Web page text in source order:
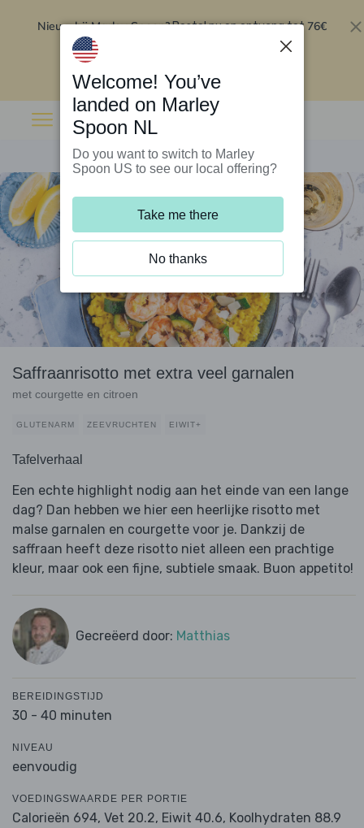
Nieuw bij Marley Spoon?Bestel nu en ontvang tot 76€
Saffraanrisotto met extra veel garnalen
met courgette en citroen
GLUTENARM ZEEVRUCHTEN EIWIT+
Tafelverhaal
Een echte highlight nodig aan het einde van een lange
dag? Dan hebben we hier een heerlijke risotto met
malse garnalen en courgette voor je. Dankzij de
saffraan heeft deze risotto niet alleen een prachtige
kleur, maar ook een fijne, subtiele smaak. Buon appetito!
Gecreëerd door: Matthias
BEREIDINGSTIJD
30 - 40 minuten
NIVEAU
eenvoudig
VOEDINGSWAARDE PER PORTIE
Calorieën 694, Vet 20.2, Eiwit 40.6, Koolhydraten 88.9
Welcome! You’ve
landed on Marley
Spoon NL
Do you want to switch to Marley
Spoon US to see our local offering?
Take me there
No thanks